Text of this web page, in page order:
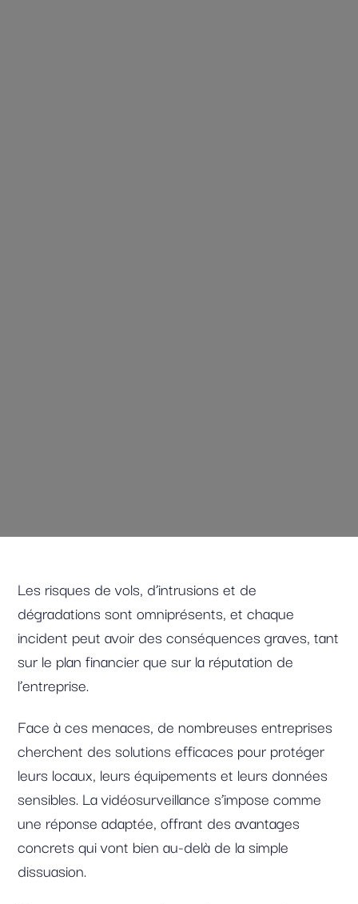
Les risques de vols, d’intrusions et de
dégradations sont omniprésents, et chaque
incident peut avoir des conséquences graves, tant
sur le plan financier que sur la réputation de
l’entreprise.
Face à ces menaces, de nombreuses entreprises
cherchent des solutions efficaces pour protéger
leurs locaux, leurs équipements et leurs données
sensibles. La vidéosurveillance s’impose comme
une réponse adaptée, offrant des avantages
concrets qui vont bien au-delà de la simple
dissuasion.